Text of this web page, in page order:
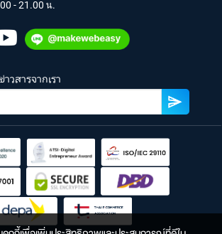
- 21.00 น.
วสารจากเรา